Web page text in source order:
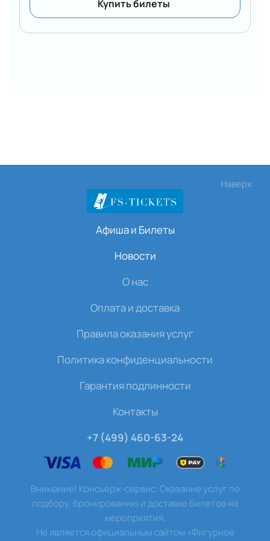
выбранных мест, дату и место проведения
Купить билеты
Наверх
Афиша и Билеты
Новости
О нас
Оплата и доставка
Правила оказания услуг
Политика конфиденциальности
Гарантия подлинности
Контакты
+7 (499) 460-63-24
Внимание! Консьерж-сервис. Оказание услуг по
подбору, бронированию и доставке билетов на
мероприятия.
Не является официальным сайтом «Фигурное